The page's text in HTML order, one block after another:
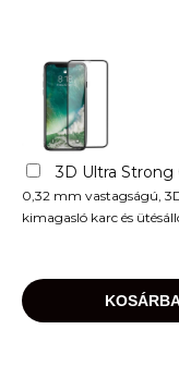
3D Ultra
0,32 mm vastagságú,
kimagasló karc és